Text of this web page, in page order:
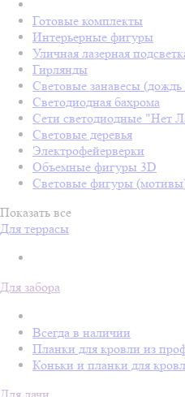
Готовые комплекты
Интерьерные фигуры
Уличная лазерная
Гирлянды
Световые занавесы
Светодиодная бахрома
Сети светодиодные "Нет
Световые деревья
Электрофейерверки
Объемные фигуры 3D
Световые фигуры
Показать все
Для террасы
Для забора
Всегда в наличии
Планки для кровли из
Коньки и планки для